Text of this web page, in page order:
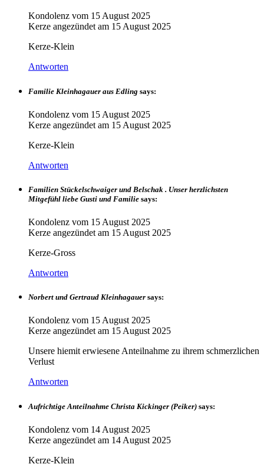
Kondolenz vom 15 August 2025
Kerze angezündet am 15 August 2025
Kerze-Klein
Antworten
Familie Kleinhagauer aus Edling says:
Kondolenz vom 15 August 2025
Kerze angezündet am 15 August 2025
Kerze-Klein
Antworten
Familien Stückelschwaiger und Belschak . Unser herzlichsten
Mitgefühl liebe Gusti und Familie says:
Kondolenz vom 15 August 2025
Kerze angezündet am 15 August 2025
Kerze-Gross
Antworten
Norbert und Gertraud Kleinhagauer says:
Kondolenz vom 15 August 2025
Kerze angezündet am 15 August 2025
Unsere hiemit erwiesene Anteilnahme zu ihrem schmerzlichen
Verlust
Antworten
Aufrichtige Anteilnahme Christa Kickinger (Peiker) says:
Kondolenz vom 14 August 2025
Kerze angezündet am 14 August 2025
Kerze-Klein